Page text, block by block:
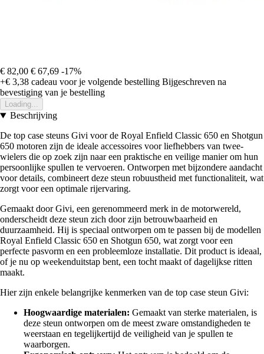
€ 82,00 € 67,69 -17%
+€ 3,38 cadeau voor je volgende bestelling Bijgeschreven na
bevestiging van je bestelling
Loading...
Beschrijving
De top case steuns Givi voor de Royal Enfield Classic 650 en Shotgun
650 motoren zijn de ideale accessoires voor liefhebbers van twee-
wielers die op zoek zijn naar een praktische en veilige manier om hun
persoonlijke spullen te vervoeren. Ontworpen met bijzondere aandacht
voor details, combineert deze steun robuustheid met functionaliteit, wat
zorgt voor een optimale rijervaring.
Gemaakt door Givi, een gerenommeerd merk in de motorwereld,
onderscheidt deze steun zich door zijn betrouwbaarheid en
duurzaamheid. Hij is speciaal ontworpen om te passen bij de modellen
Royal Enfield Classic 650 en Shotgun 650, wat zorgt voor een
perfecte pasvorm en een probleemloze installatie. Dit product is ideaal,
of je nu op weekenduitstap bent, een tocht maakt of dagelijkse ritten
maakt.
Hier zijn enkele belangrijke kenmerken van de top case steun Givi:
Hoogwaardige materialen: Gemaakt van sterke materialen, is
deze steun ontworpen om de meest zware omstandigheden te
weerstaan en tegelijkertijd de veiligheid van je spullen te
waarborgen.